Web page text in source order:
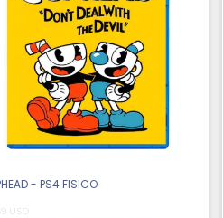
- PS4 FISICO
USD